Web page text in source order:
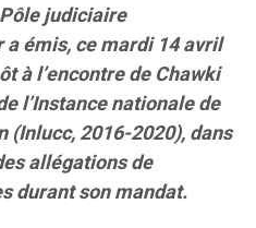
judiciaire
émis, ce mardi 14 avril
à l’encontre de Chawki
l’Instance nationale de
2016-2020), dans
allégations de
durant son mandat.